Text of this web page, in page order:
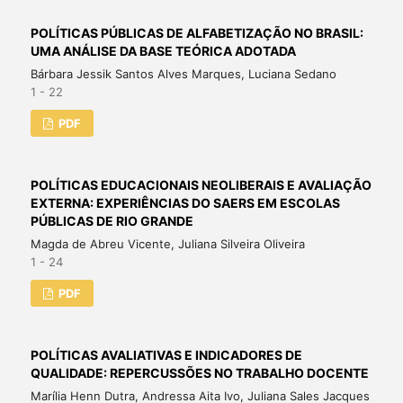
POLÍTICAS PÚBLICAS DE ALFABETIZAÇÃO NO BRASIL:
UMA ANÁLISE DA BASE TEÓRICA ADOTADA
Bárbara Jessik Santos Alves Marques, Luciana Sedano
1 - 22
PDF
POLÍTICAS EDUCACIONAIS NEOLIBERAIS E AVALIAÇÃO
EXTERNA: EXPERIÊNCIAS DO SAERS EM ESCOLAS
PÚBLICAS DE RIO GRANDE
Magda de Abreu Vicente, Juliana Silveira Oliveira
1 - 24
PDF
POLÍTICAS AVALIATIVAS E INDICADORES DE
QUALIDADE: REPERCUSSÕES NO TRABALHO DOCENTE
Marília Henn Dutra, Andressa Aita Ivo, Juliana Sales Jacques